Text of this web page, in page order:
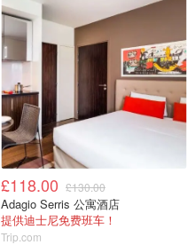
£118.00 £130.00
Adagio Serris 公寓酒店
提供迪士尼免费班车！
Trip.com